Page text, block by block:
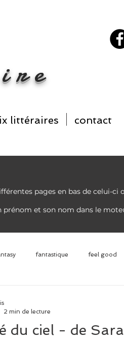
littéraires contact
pages en bas de celui-ci
prénom et son nom dans le
fantastique feel good
Générale Saga
du ciel - de
2 min de lecture